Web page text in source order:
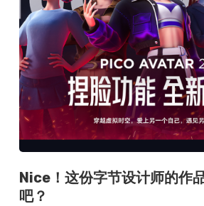
Nice！这份字节设计师的作
吧？